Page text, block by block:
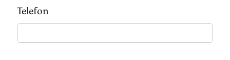
Telefon